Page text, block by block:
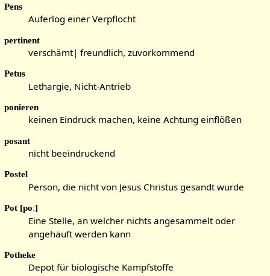
Pens
Auferlog einer Verpflocht
pertinent
verschämt| freundlich, zuvorkommend
Petus
Lethargie, Nicht-Antrieb
ponieren
keinen Eindruck machen, keine Achtung einflößen
posant
nicht beeindruckend
Postel
Person, die nicht von Jesus Christus gesandt wurde
Pot [poː]
Eine Stelle, an welcher nichts angesammelt oder
angehäuft werden kann
Potheke
Depot für biologische Kampfstoffe